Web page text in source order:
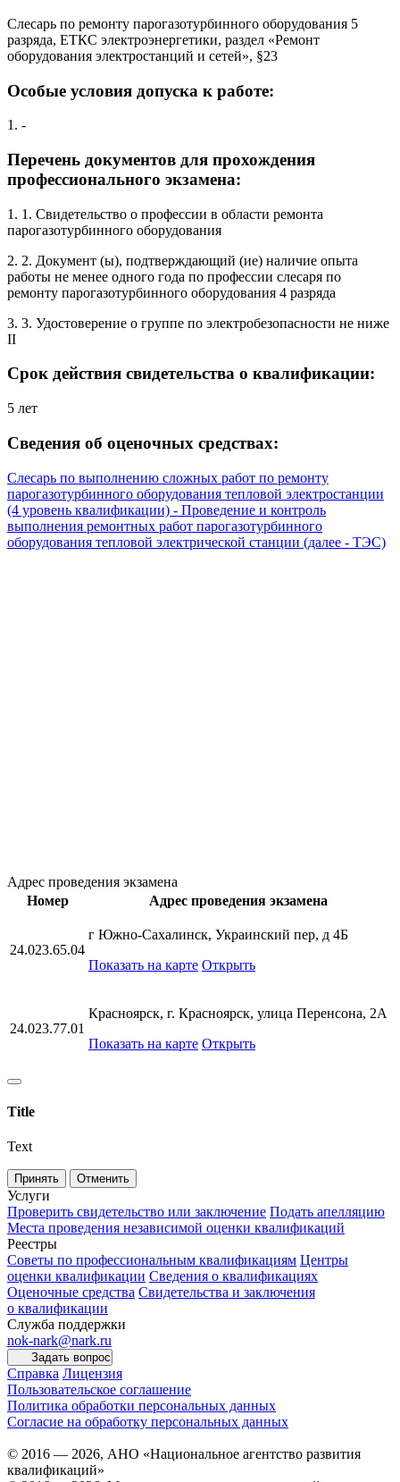
Слесарь по ремонту парогазотурбинного оборудования 5
разряда, ЕТКС электроэнергетики, раздел «Ремонт
оборудования электростанций и сетей», §23
Особые условия допуска к работе:
1. -
Перечень документов для прохождения
профессионального экзамена:
1. 1. Свидетельство о профессии в области ремонта
парогазотурбинного оборудования
2. 2. Документ (ы), подтверждающий (ие) наличие опыта
работы не менее одного года по профессии слесаря по
ремонту парогазотурбинного оборудования 4 разряда
3. 3. Удостоверение о группе по электробезопасности не ниже
II
Срок действия свидетельства о квалификации:
5 лет
Сведения об оценочных средствах:
Слесарь по выполнению сложных работ по ремонту
парогазотурбинного оборудования тепловой электростанции
(4 уровень квалификации) - Проведение и контроль
выполнения ремонтных работ парогазотурбинного
оборудования тепловой электрической станции (далее - ТЭС)
Адрес проведения экзамена
Номер
Адрес проведения экзамена
24.023.65.04
г Южно-Сахалинск, Украинский пер, д 4Б
Показать на карте Открыть
24.023.77.01
Красноярск, г. Красноярск, улица Перенсона, 2А
Показать на карте Открыть
Title
Text
Принять Отменить
Услуги
Проверить свидетельство или заключение Подать апелляцию
Места проведения независимой оценки квалификаций
Реестры
Советы по профессиональным квалификациям Центры
оценки квалификации Сведения о квалификациях
Оценочные средства Свидетельства и заключения
о квалификации
Служба поддержки
nok-nark@nark.ru
Задать вопрос
Справка Лицензия
Пользовательское соглашение
Политика обработки персональных данных
Согласие на обработку персональных данных
© 2016 — 2026, АНО «Национальное агентство развития
квалификаций»